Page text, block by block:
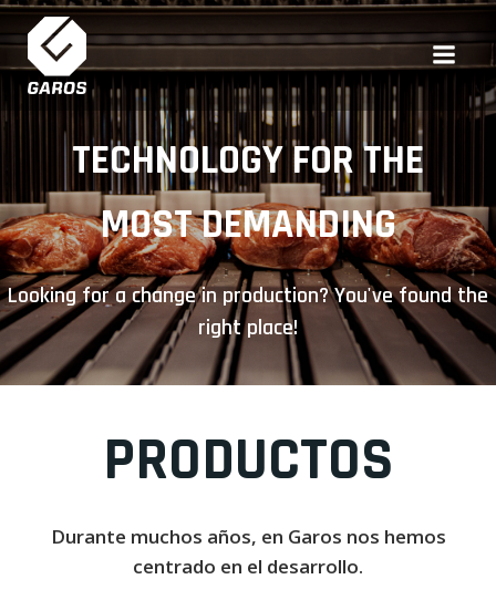
Saltar
al
contenido
TECHNOLOGY FOR THE
MOST DEMANDING
Looking for a change in production? You've found the
right place!
PRODUCTOS
Durante muchos años, en Garos nos hemos
centrado en el desarrollo.